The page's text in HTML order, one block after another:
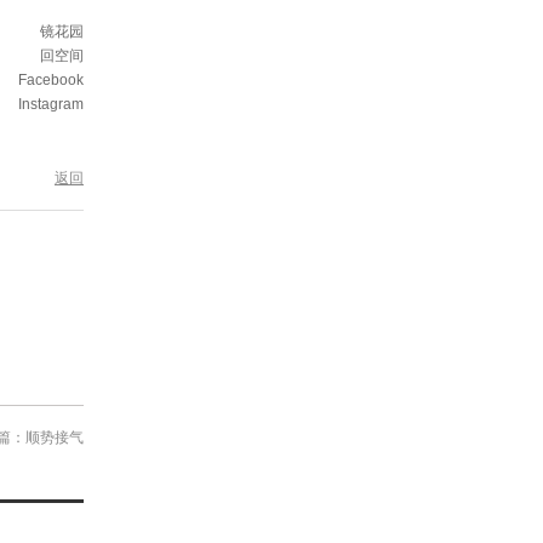
镜花园
回空间
Facebook
Instagram
返回
：顺势接气